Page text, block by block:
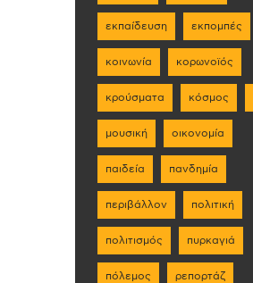
εκπαίδευση εκπομπές
κοινωνία κορωνοϊός
κρούσματα κόσμος
μουσική οικονομία
παιδεία πανδημία
περιβάλλον πολιτική
πολιτισμός πυρκαγιά
πόλεμος ρεπορτάζ